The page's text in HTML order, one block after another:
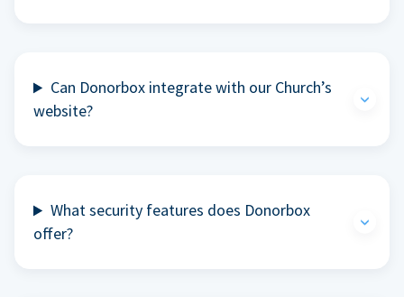
Can Donorbox integrate with our Church’s
website?
What security features does Donorbox
offer?